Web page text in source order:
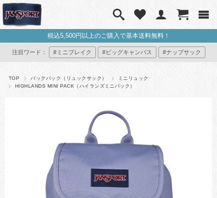
税込5,500円以上のご購入で基本送料無料！
注目ワード： #ミニブレイク #ビッグキャンパス #ナップサック
TOP バックパック（リュックサック）
ミニリュック
HIGHLANDS MINI PACK（ハイランズミニパック）